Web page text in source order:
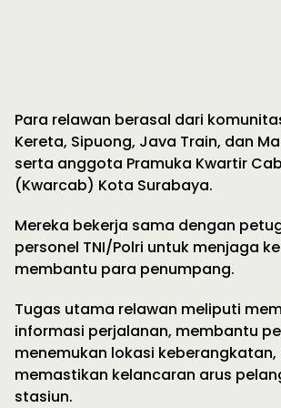
Para relawan berasal dari
Kereta, Sipuong, Java Train, dan
serta anggota Pramuka Kwartir
(Kwarcab) Kota Surabaya.
Mereka bekerja sama dengan
personel TNI/Polri untuk menjaga
membantu para penumpang.
Tugas utama relawan meliputi
informasi perjalanan, membantu
menemukan lokasi keberangkatan,
memastikan kelancaran arus
stasiun.